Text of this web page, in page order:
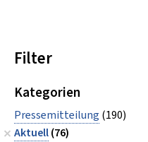
Filter
Kategorien
Pressemitteilung (190)
Aktuell(76)